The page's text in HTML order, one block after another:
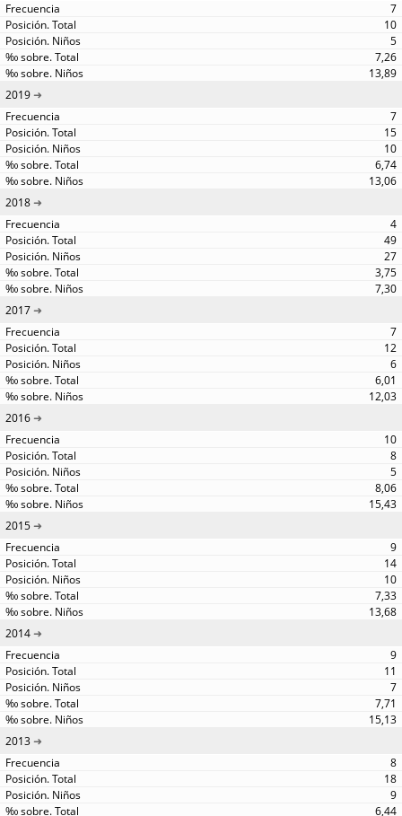
7
10
5
7,26
13,89
2019
7
15
10
6,74
13,06
2018
4
49
27
3,75
7,30
2017
7
12
6
6,01
12,03
2016
10
8
5
8,06
15,43
2015
9
14
10
7,33
13,68
2014
9
11
7
7,71
15,13
2013
8
18
9
6,44